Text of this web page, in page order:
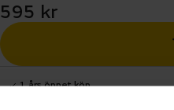
595 kr
1 års öppet köp